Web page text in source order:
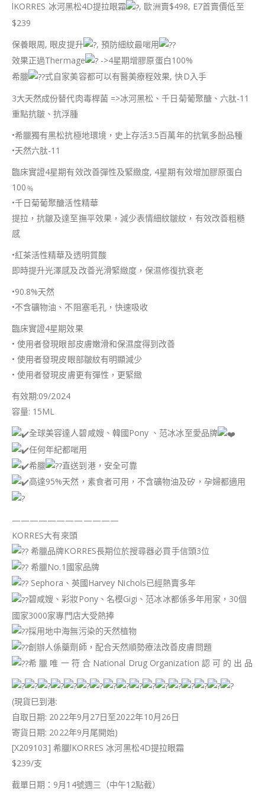
lKORRES 冰河黑松4D提拉眼霜
, 歐洲賣$498, E7首賣價低至
$239
保養眼周, 眼皮提升
, 預防細紋最啱用
效果正過Thermage
->4星期增膠原蛋白100%
希臘
式自家美容都可以有醫美療程效果, 快D入手
3大天然成份替代肉毒桿菌 =>冰河黑松、千日菊葡聚醣、六肽-11
重點抗皺、抗浮腫
•希臘獨有黑松抗極地環境，史上存活3.5百萬年的抗氧多酚品種
•天然六肽-11
臨床實證4星期有效改善彈性及緊緻度, 4星期有效增加膠原蛋白
100﹪
•千日菊葡聚醣活性精華
提拉，抗皺及達至撫平效果，減少表情細紋皺紋，有效改善粗糙
感
•紅茶活性精華及透明質酸
即時提升光澤感及改善光滑緊緻度，保濕修復抗衰老
•90.8%天然
•不含礦物油、不阻塞毛孔，快速吸收
臨床實證4星期效果
• 使用者發現眼部皮膚嫩滑和保濕度得到改善
• 使用者發現皮眼部皺紋有明顯減少
• 使用者發現皮膚更有彈性，更緊緻
有效期:09/2024
容量: 15ML
全球美容達人碧咸嫂、韓國Pony 、范冰冰至愛品牌
任何年紀都啱用
希臘
直送到港，安全可靠
高達95%天然，素食者可用，不含礦物油及矽，孕婦都適用
————————————
KORRES大有來頭
希臘品牌KORRES長期位於搜尋器必買手信頭3位
希臘No.1國家品牌
Sephora、英國Harvey Nichols已經熱賣多年
碧咸嫂、彩妝Pony、名模Gigi、范冰冰都係多年用家，30個
國家3000家專門店大受熱捧
採用地中海無污染的天然植物
創辦人係藥劑師，配合天然順勢療法改善皮膚問題
希 臘 唯 一 符 合 National Drug Organization 認 可 的 出 品
(現貨巳到港:
自取日期: 2022年9月27日至2022年10月26日
寄貨日期: 2022年9月尾開始)
[X209103] 希臘lKORRES 冰河黑松4D提拉眼霜
$239/支
截單日期：9月14號週三（中午12點截）